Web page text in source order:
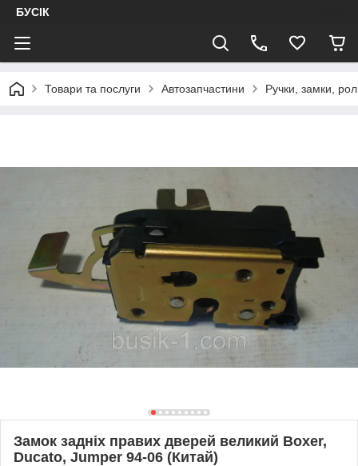
БУСІК
Товари та послуги Автозапчастини Ручки, замки,
Замок задніх правих дверей великий Boxer,
Ducato, Jumper 94-06 (Китай)